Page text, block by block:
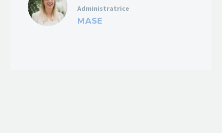
Administratrice
MASE